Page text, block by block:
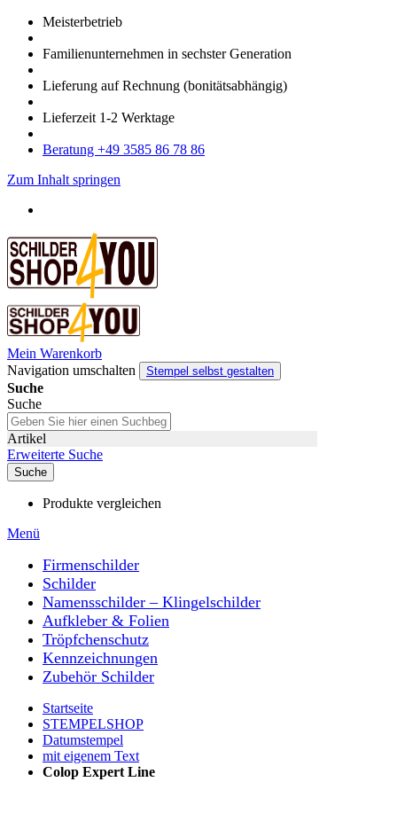
Meister­betrieb
Familien­unter­nehmen in sechster Gene­ration
Lieferung auf Rech­nung (bonitätsabhängig)
Liefer­zeit 1-2 Werk­tage
Bera­tung +49 3585 86 78 86
Zum Inhalt springen
Mein Warenkorb
Navigation umschalten
Stempel selbst gestalten
Suche
Suche
Artikel
Erweiterte Suche
Suche
Produkte vergleichen
Menü
Firmenschilder
Schilder
Namensschilder – Klingelschilder
Aufkleber & Folien
Tröpfchenschutz
Kennzeichnungen
Zubehör Schilder
Startseite
STEMPELSHOP
Datumstempel
mit eigenem Text
Colop Expert Line